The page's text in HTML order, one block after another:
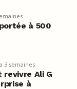
à 500
3 semaines
revivre Ali G
à